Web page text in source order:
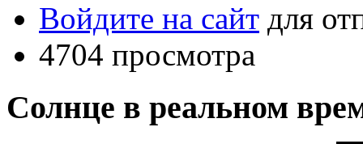
Войдите на сайт для
4704 просмотра
Солнце в реальном